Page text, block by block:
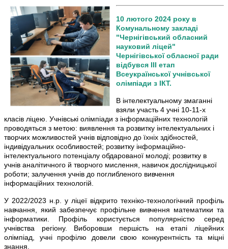
10 лютого 2024 року в
Комунальному закладі
"Чернігівський обласний
науковий ліцей"
Чернігівської обласної ради
відбувся ІІІ етап
Всеукраїнської учнівської
олімпіади з ІКТ.
В інтелектуальному змаганні
взяли участь 4 учні 10-11-х
класів ліцею. Учнівські олімпіади з інформаційних технологій
проводяться з метою: виявлення та розвитку інтелектуальних і
творчих можливостей учнів відповідно до їхніх здібностей,
індивідуальних особливостей; розвитку інформаційно-
інтелектуального потенціалу обдарованої молоді; розвитку в
учнів аналітичного й творчого мислення, навичок дослідницької
роботи; залучення учнів до поглибленого вивчення
інформаційних технологій.
У 2022/2023 н.р. у ліцеї відкрито техніко-технологічний профіль
навчання, який забезпечує профільне вивчення математики та
інформатики. Профіль користується популярністю серед
учнівства регіону. Виборовши першість на етапі ліцейних
олімпіад, учні профілю довели свою конкурентність та міцні
знання.